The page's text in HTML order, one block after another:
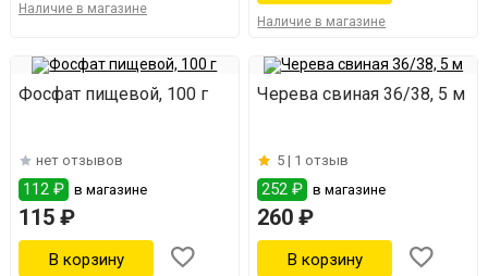
Наличие в магазине
Наличие в магазине
Фосфат пищевой, 100 г
нет отзывов
112 ₽ в магазине
115 ₽
Черева свиная 36/38, 5 м
5 | 1 отзыв
252 ₽ в магазине
260 ₽